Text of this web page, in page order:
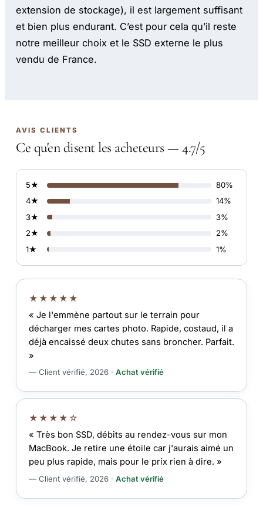
extension de stockage), il est largement suffisant
et bien plus endurant. C’est pour cela qu’il reste
notre meilleur choix et le SSD externe le plus
vendu de France.
AVIS CLIENTS
Ce qu'en disent les acheteurs — 4.7/5
5★
80%
4★
14%
3★
3%
2★
2%
1★
1%
★★★★★
« Je l'emmène partout sur le terrain pour
décharger mes cartes photo. Rapide, costaud, il a
déjà encaissé deux chutes sans broncher. Parfait.
»
— Client vérifié, 2026 · Achat vérifié
★★★★☆
« Très bon SSD, débits au rendez-vous sur mon
MacBook. Je retire une étoile car j'aurais aimé un
peu plus rapide, mais pour le prix rien à dire. »
— Client vérifié, 2026 · Achat vérifié